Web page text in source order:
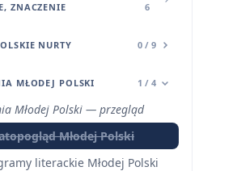
ZNACZENIE
6
NURTY 0 / 9
MŁODEJ POLSKI 1 / 4
Młodej Polski — przegląd
Młodej Polski
literackie Młodej Polski